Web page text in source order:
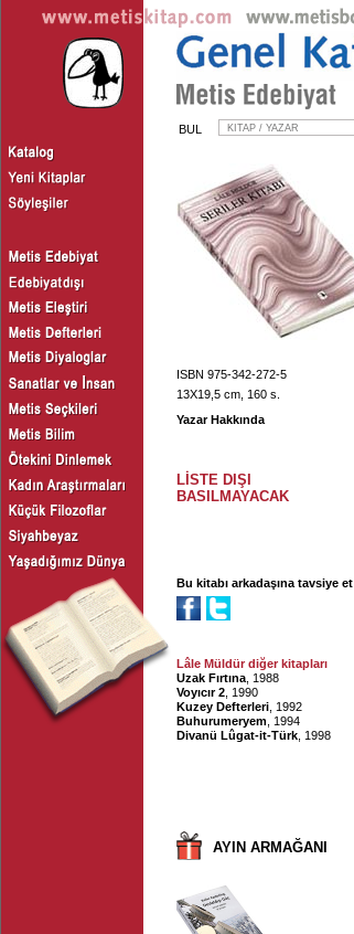
BUL
ISBN 975-342-272-5
13X19,5 cm, 160 s.
Yazar Hakkında
LİSTE DIŞI
BASILMAYACAK
Bu kitabı arkadaşına tavsiye et
Lâle Müldür diğer kitapları
Uzak Fırtına , 1988
Voyıcır 2 , 1990
Kuzey Defterleri , 1992
Buhurumeryem , 1994
Divanü Lûgat-it-Türk , 1998
AYIN ARMAĞANI